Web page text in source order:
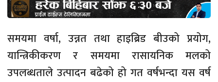
समयमा वर्षा, उन्नत तथा हाइब्रिड बीउको प्रयोग,
यान्त्रिकीकरण र समयमा रासायनिक मलको
उपलब्धताले उत्पादन बढेको हो गत वर्षभन्दा यस वर्ष